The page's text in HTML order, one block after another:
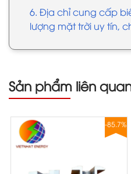
6. Địa chỉ cung cấp
lượng mặt trời uy tín,
Sản phẩm liên
-85.7%